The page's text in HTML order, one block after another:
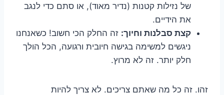
של נזילות קטנות (נדיר מאוד), או סתם כדי לנגב
את הידיים.
קצת סבלנות וחיוך: זה החלק הכי חשוב! כשאנחנו
ניגשים למשימה בגישה חיובית ורגועה, הכל הולך
חלק יותר. זה לא מרוץ.
זהו. זה כל מה שאתם צריכים. לא צריך להיות